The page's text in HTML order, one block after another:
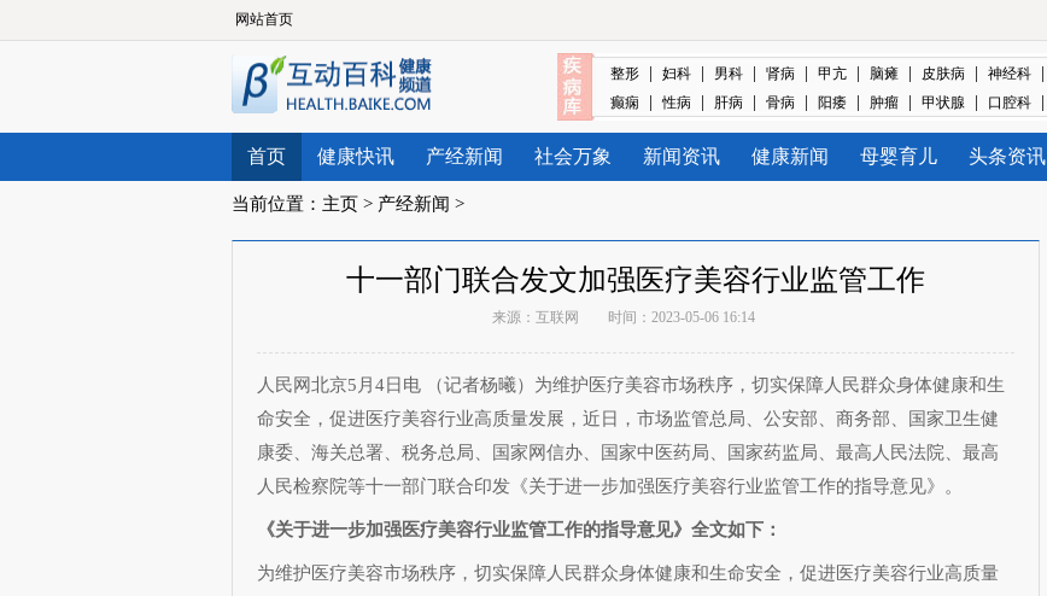
网站首页
整形 | 妇科 | 男科 | 肾病 | 甲亢 | 脑瘫 | 皮肤病 | 神经科 |
癫痫
| 性病 | 肝病 | 骨病 | 阳痿 | 肿瘤 | 甲状腺 | 口腔科 |
首页 健康快讯 产经新闻 社会万象 新闻资讯 健康新闻 母婴育儿 头条资讯
当前位置： 主页 > 产经新闻 >
十一部门联合发文加强医疗美容行业监管工作
来源： 互联网 时间：2023-05-06 16:14
人民网北京5月4日电 （记者杨曦）为维护医疗美容市场秩序，切实保障人民群众身体健康和生
命安全，促进医疗美容行业高质量发展，近日，市场监管总局、公安部、商务部、国家卫生健
康委、海关总署、税务总局、国家网信办、国家中医药局、国家药监局、最高人民法院、最高
人民检察院等十一部门联合印发《关于进一步加强医疗美容行业监管工作的指导意见》。
《关于进一步加强医疗美容行业监管工作的指导意见》全文如下：
为维护医疗美容市场秩序，切实保障人民群众身体健康和生命安全，促进医疗美容行业高质量